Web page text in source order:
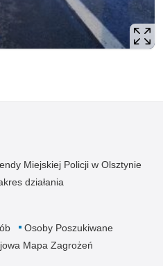
Miejskiej Policji w Olsztynie
działania
Osoby Poszukiwane
Mapa Zagrożeń